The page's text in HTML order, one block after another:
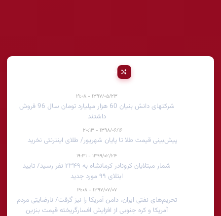
پیشنهادی
۱۳۹۷/۰۵/۲۳ - ۱۹:۰۸
شرکتهای دانش بنیان 60 هزار میلیارد تومان سال 96 فروش
داشتند
۱۳۹۸/۰۶/۱۶ - ۲۰:۱۳
پیش‌بینی قیمت طلا تا پایان شهریور/ طلای اینترنتی نخرید
۱۳۹۹/۰۲/۲۴ - ۱۹:۳۱
شمار مبتلایان کرونادر کرمانشاه به ۲۳۴۹ نفر رسید/ تایید
ابتلای ۹۹ مورد جدید
۱۳۹۷/۰۷/۰۷ - ۱۹:۰۸
تحریم‌های نفتی ایران، دامن آمریکا را نیز گرفت/ نارضایتی مردم
آمریکا و کره جنوبی از افزایش افسارگریخته قیمت بنزین